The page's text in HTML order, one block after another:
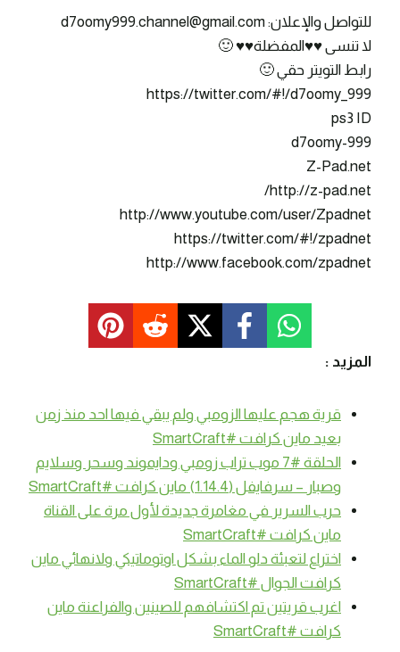
للتواصل والإعلان: d7oomy999.channel@gmail.com
لا تنسى ♥♥المفضلة♥♥ 🙂
رابط التويتر حقي 🙂
https://twitter.com/#!/d7oomy_999
ps3 ID
d7oomy-999
Z-Pad.net
http://z-pad.net/
http://www.youtube.com/user/Zpadnet
https://twitter.com/#!/zpadnet
http://www.facebook.com/zpadnet
المزيد :
قرية هجم عليها الزومبي ولم يبقي فيها احد منذ زمن
بعيد ماين كرافت #SmartCraft
الحلقة #7 موب تراب زومبي ودايموند وسحر وسلايم
وصبار – سرفايفل (1.14.4) ماين كرافت #SmartCraft
حرب السرير في مغامرة جديدة لأول مرة على القناة
ماين كرافت #SmartCraft
اختراع لتعبئة دلو الماء بشكل اوتوماتيكي ولانهائي ماين
كرافت الجوال #SmartCraft
اغرب قريتين تم اكتشافهم للصينين والفراعنة ماين
كرافت #SmartCraft